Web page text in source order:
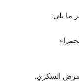
ما يلي:
مرض السكري.